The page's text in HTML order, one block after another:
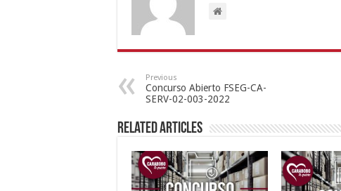
Previous
Concurso Abierto FSEG-CA-
SERV-02-003-2022
Related Articles